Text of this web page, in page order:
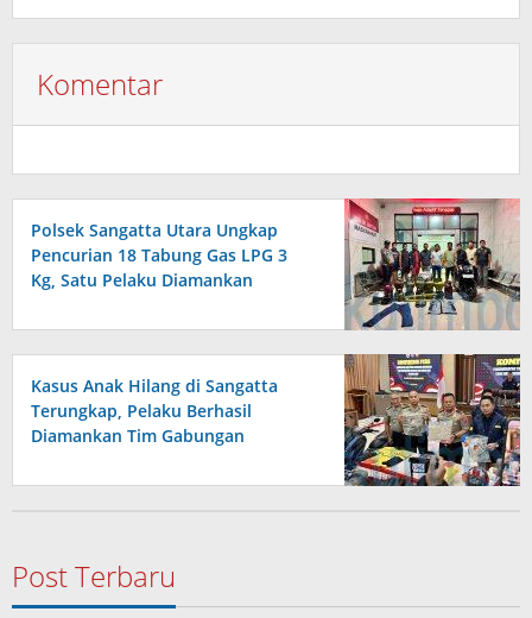
Komentar
Polsek Sangatta Utara Ungkap
Pencurian 18 Tabung Gas LPG 3
Kg, Satu Pelaku Diamankan
Kasus Anak Hilang di Sangatta
Terungkap, Pelaku Berhasil
Diamankan Tim Gabungan
Post Terbaru